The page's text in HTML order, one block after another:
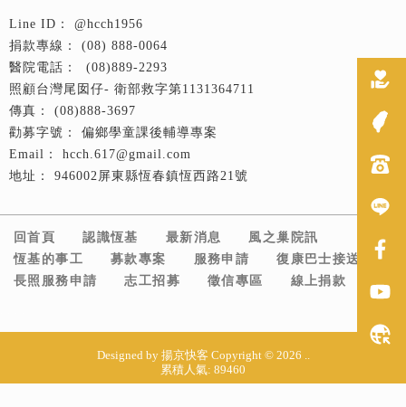
@hcch1956
(08) 888-0064
(08)889-2293
衛部救字第1131364711
(08)888-3697
偏鄉學童課後輔導專案
hcch.617@gmail.com
946002屏東縣恆春鎮恆西路21號
回首頁 認識恆基 最新消息
風之巢院訊
恆基的事工
募款專案 服務申請
復康巴士接送
長照服務申請
志工招募 徵信專區 線上捐款
Designed by 揚京快客 Copyright © 2026
累積人氣: 89460